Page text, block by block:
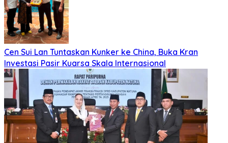
Cen Sui Lan Tuntaskan Kunker ke China, Buka Kran
Investasi Pasir Kuarsa Skala Internasional